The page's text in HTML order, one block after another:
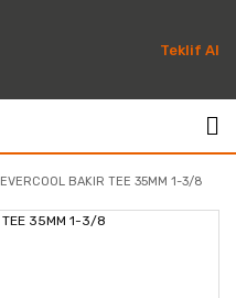
Teklif Al
EVERCOOL BAKIR TEE 35MM 1-3/8